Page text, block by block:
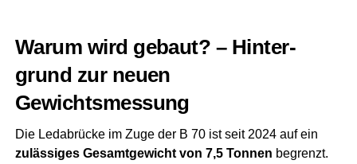
War­um wird gebaut? – Hin­ter­
grund zur neu­en
Gewichtsmessung
Die Leda­brü­cke im Zuge der B 70 ist seit 2024 auf ein
zuläs­si­ges Gesamt­ge­wicht von 7,5 Ton­nen begrenzt.